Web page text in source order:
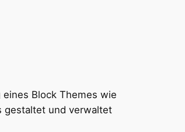
Block Themes wie
gestaltet und verwaltet